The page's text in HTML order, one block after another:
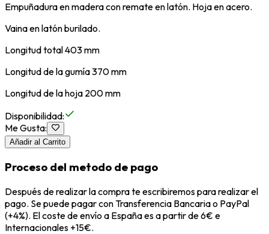
Empuñadura en madera con remate en latón. Hoja en acero.
Vaina en latón burilado.
Longitud total 403 mm
Longitud de la gumía 370 mm
Longitud de la hoja 200 mm
Disponibilidad:
Me Gusta:
Añadir al Carrito
Proceso del metodo de pago
Después de realizar la compra te escribiremos para realizar el
pago. Se puede pagar con Transferencia Bancaria o PayPal
(+4%). El coste de envío a España es a partir de 6€ e
Internacionales +15€.